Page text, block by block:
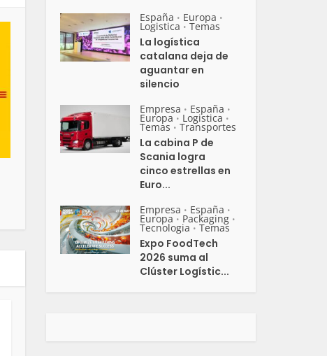
España • Europa •
Logistica • Temas
La logística
catalana deja de
aguantar en
silencio
Empresa • España •
Europa • Logistica •
Temas • Transportes
La cabina P de
Scania logra
cinco estrellas en
Euro...
Empresa • España •
Europa • Packaging •
Tecnologia • Temas
Expo FoodTech
2026 suma al
Clúster Logístic...